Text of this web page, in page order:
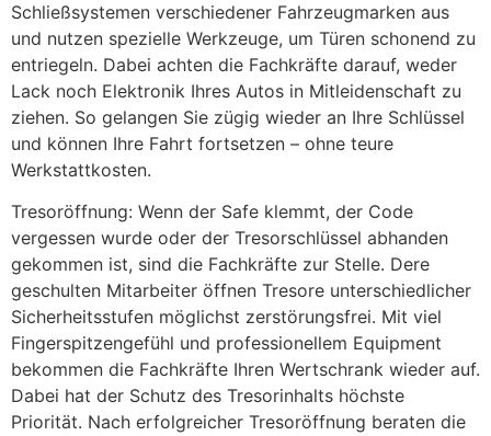
Schließsystemen verschiedener Fahrzeugmarken aus
und nutzen spezielle Werkzeuge, um Türen schonend zu
entriegeln. Dabei achten die Fachkräfte darauf, weder
Lack noch Elektronik Ihres Autos in Mitleidenschaft zu
ziehen. So gelangen Sie zügig wieder an Ihre Schlüssel
und können Ihre Fahrt fortsetzen – ohne teure
Werkstattkosten.
Tresoröffnung: Wenn der Safe klemmt, der Code
vergessen wurde oder der Tresorschlüssel abhanden
gekommen ist, sind die Fachkräfte zur Stelle. Dere
geschulten Mitarbeiter öffnen Tresore unterschiedlicher
Sicherheitsstufen möglichst zerstörungsfrei. Mit viel
Fingerspitzengefühl und professionellem Equipment
bekommen die Fachkräfte Ihren Wertschrank wieder auf.
Dabei hat der Schutz des Tresorinhalts höchste
Priorität. Nach erfolgreicher Tresoröffnung beraten die